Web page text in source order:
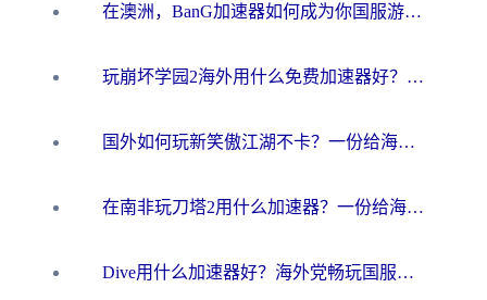
在澳洲，BanG加速器如何成为你国服游戏的“时光机”？
玩崩坏学园2海外用什么免费加速器好？2026海外党亲测国服游戏加速指南
国外如何玩新笑傲江湖不卡？一份给海外游子的终极网络指南
在南非玩刀塔2用什么加速器？一份给海外游子的终极生存指南
Dive用什么加速器好？海外党畅玩国服游戏的终极避坑指南